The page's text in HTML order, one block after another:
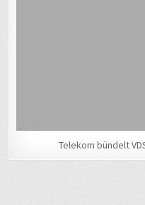
Telekom bündelt